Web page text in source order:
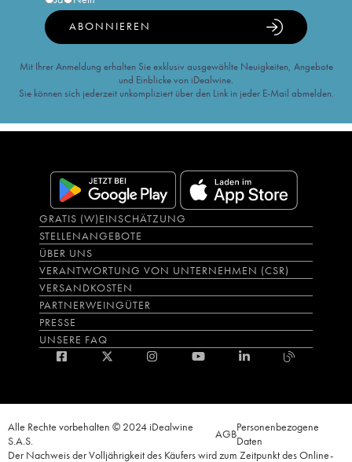
ABONNIEREN
Mit Ihrer Anmeldung erhalten Sie exklusiv ausgewählte Neuigkeiten, Angebote
und Einblicke von iDealwine.
Sie können sich jederzeit unkompliziert über den Link in jeder E-Mail abmelden.
GRATIS (W)EINSCHÄTZUNG
STELLENANGEBOTE
ÜBER UNS
VERANTWORTUNG VON UNTERNEHMEN (CSR)
VERSANDKOSTEN
PARTNERWEINGÜTER
PRESSE
UNSERE FAQ
Alle Rechte vorbehalten © 2024 iDealwine
S.A.S.
AGBPersonenbezogene
Daten
Der Nachweis der Volljährigkeit des Käufers wird zum Zeitpunkt des Online-